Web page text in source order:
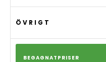
ÖVRIGT
BEGAGNATPRISER